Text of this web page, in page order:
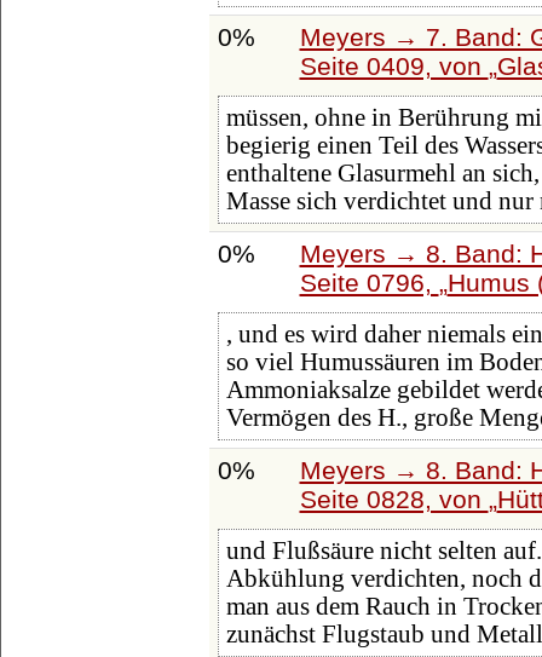
0%
Meyers → 7. Band:
Seite 0409, von
müssen, ohne in Berührung
begierig einen Teil des
enthaltene Glasurmehl an
Masse sich verdichtet und nur
0%
Meyers → 8. Band:
Seite 0796,
Humus
, und es wird daher niemals
so viel Humussäuren im
Ammoniaksalze gebildet
Vermögen des H., große
0%
Meyers → 8. Band:
Seite 0828, von
und Flußsäure nicht selten
Abkühlung verdichten, noch
man aus dem Rauch in
zunächst Flugstaub und